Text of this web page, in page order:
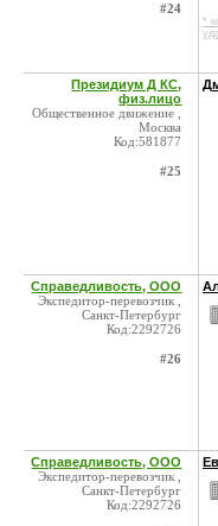
#24
*
Президиум Д КС,
физ.лицо
Общественное движение ,
Москва
Код:581877
#25
Справедливость, ООО
Экспедитор-перевозчик ,
Санкт-Петербург
Код:2292726
#26
Справедливость, ООО
Экспедитор-перевозчик ,
Санкт-Петербург
Код:2292726